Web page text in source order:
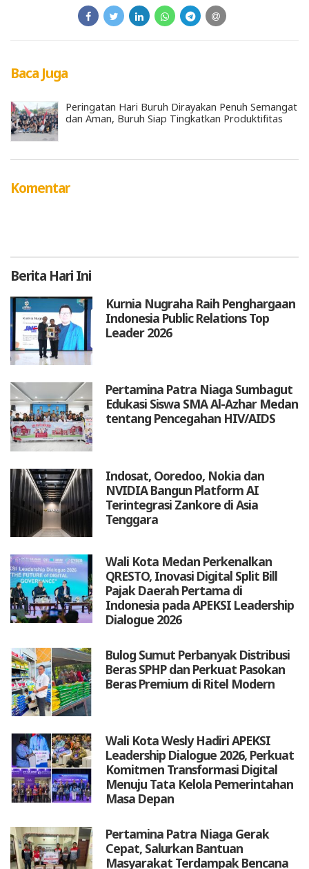
Baca Juga
Peringatan Hari Buruh Dirayakan Penuh Semangat
dan Aman, Buruh Siap Tingkatkan Produktifitas
Komentar
Berita Hari Ini
Kurnia Nugraha Raih Penghargaan
Indonesia Public Relations Top
Leader 2026
Pertamina Patra Niaga Sumbagut
Edukasi Siswa SMA Al-Azhar Medan
tentang Pencegahan HIV/AIDS
Indosat, Ooredoo, Nokia dan
NVIDIA Bangun Platform AI
Terintegrasi Zankore di Asia
Tenggara
Wali Kota Medan Perkenalkan
QRESTO, Inovasi Digital Split Bill
Pajak Daerah Pertama di
Indonesia pada APEKSI Leadership
Dialogue 2026
Bulog Sumut Perbanyak Distribusi
Beras SPHP dan Perkuat Pasokan
Beras Premium di Ritel Modern
Wali Kota Wesly Hadiri APEKSI
Leadership Dialogue 2026, Perkuat
Komitmen Transformasi Digital
Menuju Tata Kelola Pemerintahan
Masa Depan
Pertamina Patra Niaga Gerak
Cepat, Salurkan Bantuan
Masyarakat Terdampak Bencana